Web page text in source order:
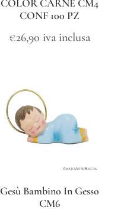
COLOR CARNE CM4
CONF 100 PZ
€26,90 iva inclusa
Gesù Bambino In Gesso
CM6